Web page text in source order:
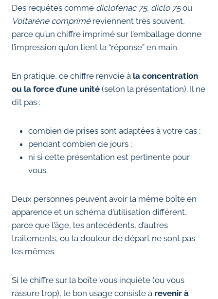
Des requêtes comme diclofenac 75, diclo 75ou
Voltarène compriméreviennent très souvent,
parce qu’un chiffre imprimé sur l’emballage donne
l’impression qu’on tient la “réponse” en main.
En pratique, ce chiffre renvoie à la concentration
ou la force d’une unité (selon la présentation). Il ne
dit pas :
combien de prises sont adaptées à votre cas ;
pendant combien de jours ;
ni si cette présentation est pertinente pour
vous.
Deux personnes peuvent avoir la même boîte en
apparence et un schéma d’utilisation différent,
parce que l’âge, les antécédents, d’autres
traitements, ou la douleur de départ ne sont pas
les mêmes.
Si le chiffre sur la boîte vous inquiète (ou vous
rassure trop), le bon usage consiste à revenir à